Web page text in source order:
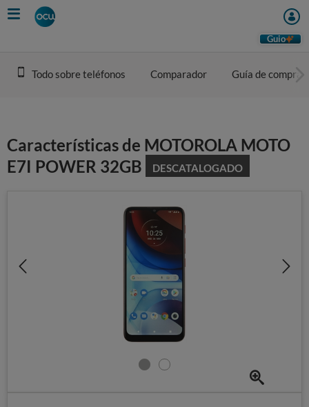
Skip
to
Guio
Todo sobre teléfonos Comparador Guía de compra
Características de MOTOROLA MOTO
E7I POWER 32GB
DESCATALOGADO